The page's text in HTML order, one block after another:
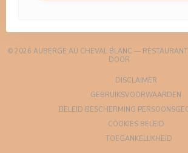
© 2026 AUBERGE AU CHEVAL BLANC —
DOOR
DISCLAIMER((OPENT
GEBRUIKSVOORWAARDEN
BELEID BESCHERMING
COOKIES BELEID
TOEGANKELIJKHEID